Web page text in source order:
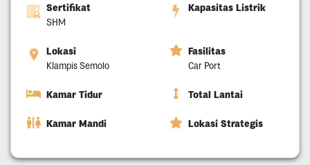
Sertifikat
SHM
Kapasitas Listrik
Lokasi
Klampis Semolo
Fasilitas
Car Port
Kamar Tidur Total Lantai
Kamar Mandi Lokasi Strategis